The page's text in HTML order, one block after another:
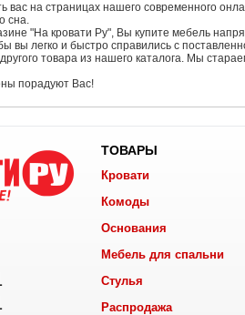
вас на страницах нашего современного
сна.
"На кровати Ру", Вы купите мебель
вы легко и быстро справились с
товара из нашего каталога. Мы
порадуют Вас!
ТОВАРЫ
Кровати
Комоды
Основания
Мебель для спальни
Стулья
Распродажа